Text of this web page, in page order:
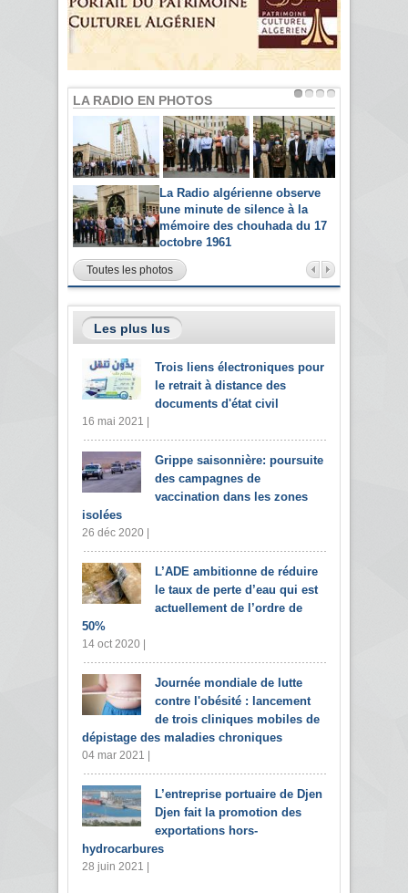
LA RADIO EN PHOTOS
La Radio algérienne observe
une minute de silence à la
mémoire des chouhada du 17
octobre 1961
Toutes les photos
Les plus lus
Trois liens électroniques pour
le retrait à distance des
documents d'état civil
16 mai 2021 |
Grippe saisonnière: poursuite
des campagnes de
vaccination dans les zones
isolées
26 déc 2020 |
L’ADE ambitionne de réduire
le taux de perte d’eau qui est
actuellement de l’ordre de
50%
14 oct 2020 |
Journée mondiale de lutte
contre l'obésité : lancement
de trois cliniques mobiles de
dépistage des maladies chroniques
04 mar 2021 |
L’entreprise portuaire de Djen
Djen fait la promotion des
exportations hors-
hydrocarbures
28 juin 2021 |